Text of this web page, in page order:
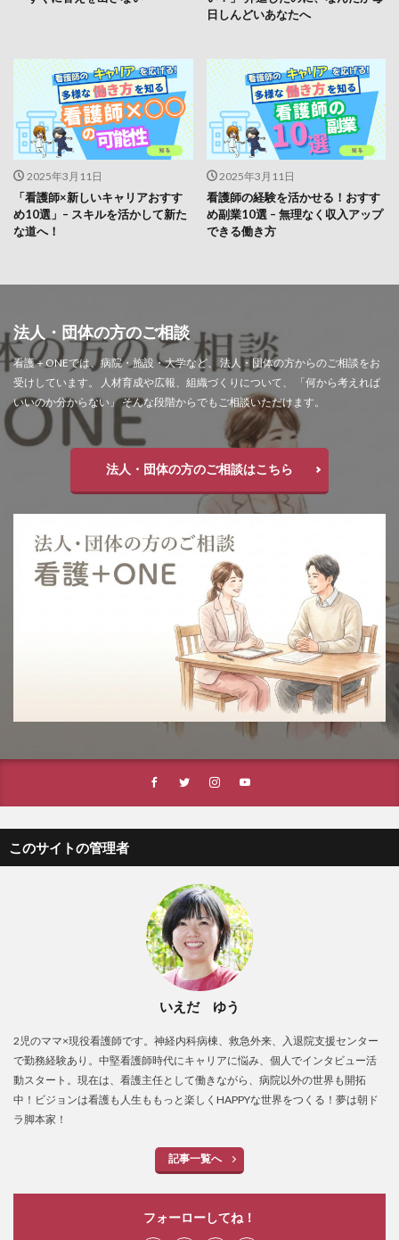
日しんどいあなたへ
2025年3月11日
「看護師×新しいキャリアおすす
め10選」– スキルを活かして新た
な道へ！
2025年3月11日
看護師の経験を活かせる！おすす
め副業10選 – 無理なく収入アップ
できる働き方
法人・団体の方のご相談
看護＋ONEでは、病院・施設・大学など、 法人・団体の方からのご相談をお
受けしています。 人材育成や広報、組織づくりについて、 「何から考えれば
いいのか分からない」 そんな段階からでもご相談いただけます。
法人・団体の方のご相談はこちら
このサイトの管理者
いえだ ゆう
2児のママ×現役看護師です。神経内科病棟、救急外来、入退院支援センター
で勤務経験あり。中堅看護師時代にキャリアに悩み、個人でインタビュー活
動スタート。現在は、看護主任として働きながら、病院以外の世界も開拓
中！ビジョンは看護も人生ももっと楽しくHAPPYな世界をつくる！夢は朝ド
ラ脚本家！
記事一覧へ
フォーローしてね！